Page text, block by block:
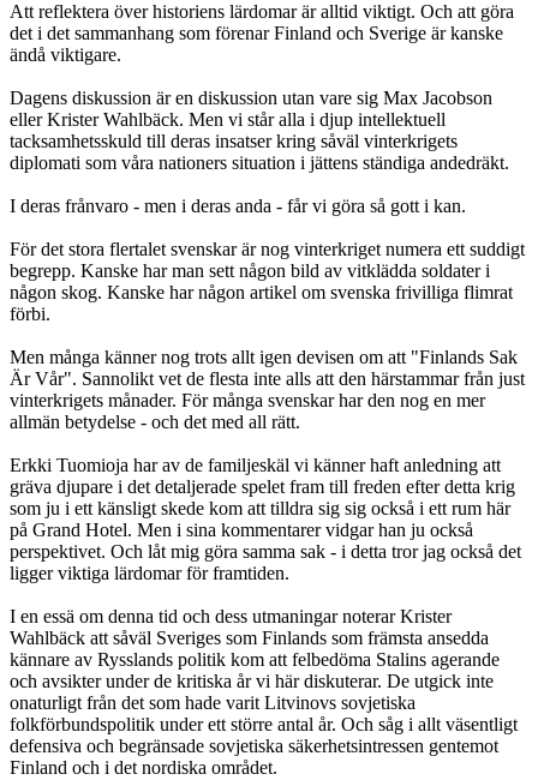
Att reflektera över historiens lärdomar är alltid viktigt. Och att göra
det i det sammanhang som förenar Finland och Sverige är kanske
ändå viktigare.
Dagens diskussion är en diskussion utan vare sig Max Jacobson
eller Krister Wahlbäck. Men vi står alla i djup intellektuell
tacksamhetsskuld till deras insatser kring såväl vinterkrigets
diplomati som våra nationers situation i jättens ständiga andedräkt.
I deras frånvaro - men i deras anda - får vi göra så gott i kan.
För det stora flertalet svenskar är nog vinterkriget numera ett suddigt
begrepp. Kanske har man sett någon bild av vitklädda soldater i
någon skog. Kanske har någon artikel om svenska frivilliga flimrat
förbi.
Men många känner nog trots allt igen devisen om att "Finlands Sak
Är Vår". Sannolikt vet de flesta inte alls att den härstammar från just
vinterkrigets månader. För många svenskar har den nog en mer
allmän betydelse - och det med all rätt.
Erkki Tuomioja har av de familjeskäl vi känner haft anledning att
gräva djupare i det detaljerade spelet fram till freden efter detta krig
som ju i ett känsligt skede kom att tilldra sig sig också i ett rum här
på Grand Hotel. Men i sina kommentarer vidgar han ju också
perspektivet. Och låt mig göra samma sak - i detta tror jag också det
ligger viktiga lärdomar för framtiden.
I en essä om denna tid och dess utmaningar noterar Krister
Wahlbäck att såväl Sveriges som Finlands som främsta ansedda
kännare av Rysslands politik kom att felbedöma Stalins agerande
och avsikter under de kritiska år vi här diskuterar. De utgick inte
onaturligt från det som hade varit Litvinovs sovjetiska
folkförbundspolitik under ett större antal år. Och såg i allt väsentligt
defensiva och begränsade sovjetiska säkerhetsintressen gentemot
Finland och i det nordiska området.